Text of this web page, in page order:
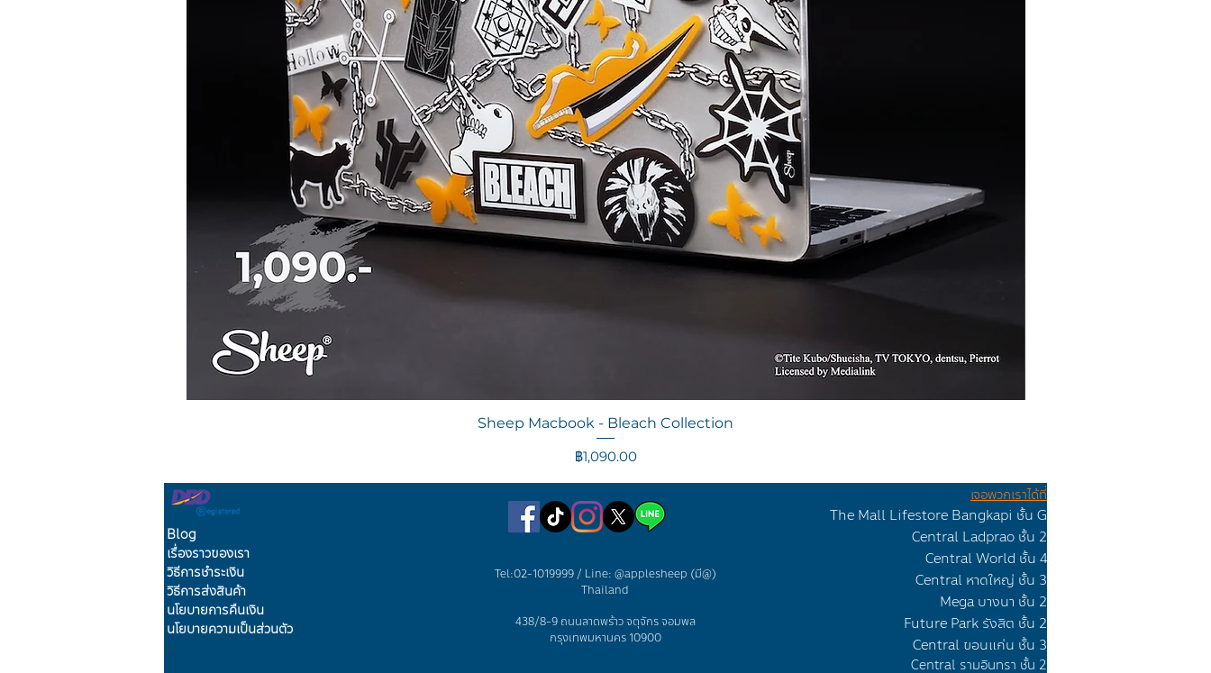
ดูข้อมูลด่วน
Sheep Macbook - Bleach Collection
ราคา
฿1,090.00
Blog
เรื่องราวของเรา
วิธีการชำระเงิน
วิธีการส่งสินค้า
นโยบายการคืนเงิน
นโยบายความเป็นส่วนตัว
น
Tel:02-1019999 / Line: @applesheep (มี@)
Thailand
438/8-9 ถนนลาดพร้าว จตุจักร จอมพล
กรุงเทพมหานคร 10900
เจอพวกเราได้ที่
The Mall Lifestore Bangkapi ชั้น G
Ceทtral Ladprao ชั้น 2
Central World ชั้น 4
Central หาดใหญ่ ชั้น 3
Mega บางนา ชั้น 2
Future Park รังสิต ชั้น 2
Central ขอนแก่น ชั้น 3
Central รามอินทรา ชั้น 2